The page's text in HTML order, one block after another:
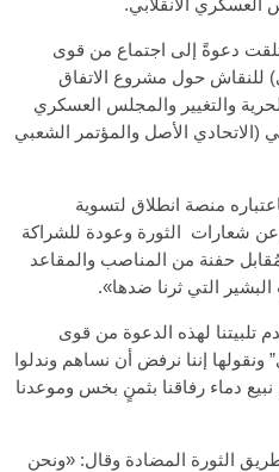
العسكري الانقلابي.
دعوةً إلى اجتماع من قوى
للنقاش حول مشروع الاتفاق
والتغيير والمجلس العسكري
(الاتحادي الأصل والمؤتمر الشعبي
منصة انطلاق لتسوية
عن شعارات الثورة وعودة للشراكة
حفنة من المناصب والمقاعد
التي ثرنا ضدها».
تلبيتنا لهذه الدعوة من قوى
ونقولها إننا نرفض أن نساهم وندلوا
دماء رفاقنا بثمنٍ بخس وموعدنا
الثورة المضادة وقال: «ونحن